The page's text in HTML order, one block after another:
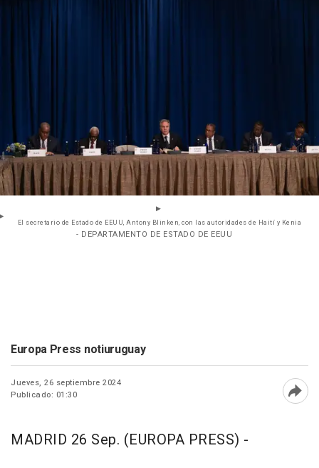
El secretario de Estado de EEUU, Antony Blinken, con las autoridades de Haití y Kenia
- DEPARTAMENTO DE ESTADO DE EEUU
Europa Press notiuruguay
Jueves, 26 septiembre 2024
Publicado: 01:30
MADRID 26 Sep. (EUROPA PRESS) -